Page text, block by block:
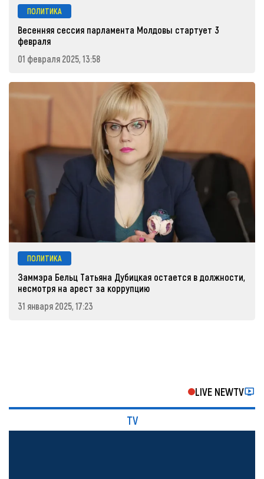
ПОЛИТИКА
Весенняя сессия парламента Молдовы стартует 3
февраля
01 февраля 2025, 13:58
ПОЛИТИКА
Заммэра Бельц Татьяна Дубицкая остается в должности,
несмотря на арест за коррупцию
31 января 2025, 17:23
LIVE NEWTV
TV